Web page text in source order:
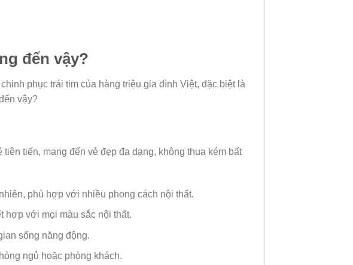
đến vậy?
phục trái tim của hàng triệu gia đình Việt, đặc biệt là
vậy?
tiến, mang đến vẻ đẹp đa dạng, không thua kém bất
phù hợp với nhiều phong cách nội thất.
hợp với mọi màu sắc nội thất.
sống năng động.
ngủ hoặc phòng khách.